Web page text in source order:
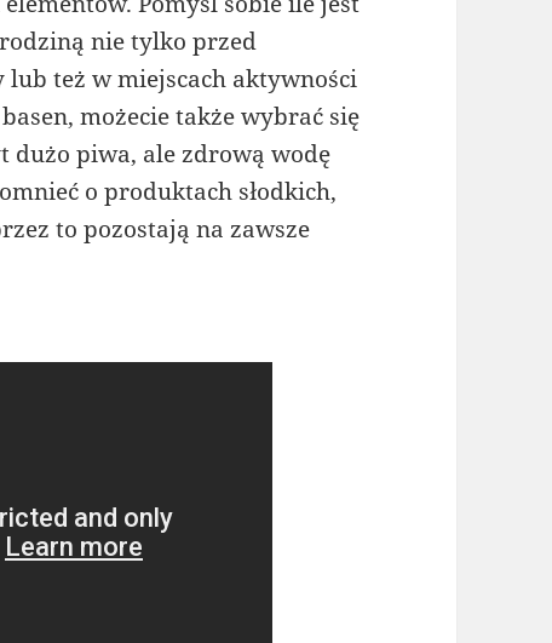
nie tylko przed
lub też w miejscach aktywności
możecie także wybrać się
dużo piwa, ale zdrową wodę
o produktach słodkich,
to pozostają na zawsze